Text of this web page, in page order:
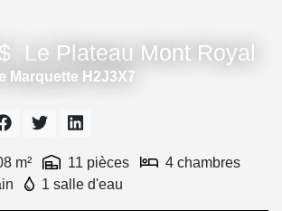
Le Plateau Mont Royal
Marquette H2J3X7
m² 11 pièces
4 chambres
1 salle d'eau